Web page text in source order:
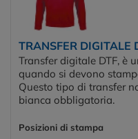
TRANSFER DIGITALE
Transfer digitale DTF, è
quando si devono
Questo tipo di transfer
bianca obbligatoria.
Posizioni di stampa